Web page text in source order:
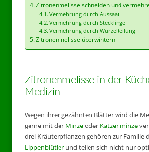
Zitronenmelisse schneiden und
Vermehrung durch Aussaat
Vermehrung durch Stecklinge
Vermehrung durch Wurzelteilung
Zitronenmelisse überwintern
Zitronenmelisse in der
Medizin
Wegen ihrer gezähnten Blätter wird die
gerne mit der Minzeoder Katzenminze
drei Kräuterpflanzen gehören zur Familie
Lippenblütler und teilen sich nicht nur